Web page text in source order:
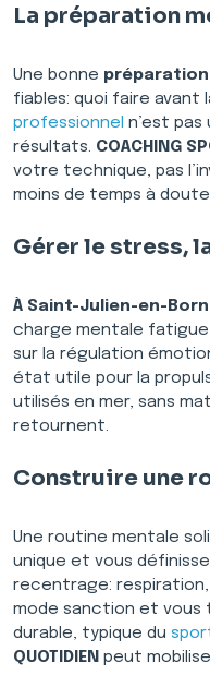
La préparation
Une bonne
fiables: quoi faire avant
professionnel n’est
résultats. COACHING
votre technique, pas
moins de temps à
Gérer le stress,
À Saint-Julien-en-Born
charge mentale fatigue
sur la régulation
état utile pour la
utilisés en mer, sans
retournent.
Construire une
Une routine mentale
unique et vous
recentrage:
mode sanction et vous
durable, typique du
QUOTIDIEN peut